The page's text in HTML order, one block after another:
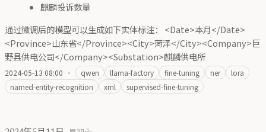
麒麟投诉数量
通过微调后的模型可以生成如下实体标注： <Date>本月</Date>
<Province>山东省</Province><City>菏泽</City><Company>巨
野县供电公司</Company><Substation>麒麟供电所
2024-05-13 08:00 · qwen llama-factory fine-tuning ner
lora
named-entity-recognition
xml supervised-fine-tuning